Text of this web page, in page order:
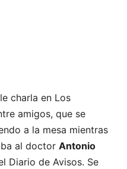
charla en Los
amigos, que se
a la mesa mientras
al doctor Antonio
Diario de Avisos. Se